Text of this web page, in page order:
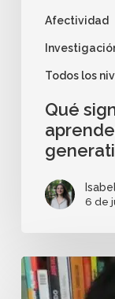
Afectividad
Todos los
Qué
6 de